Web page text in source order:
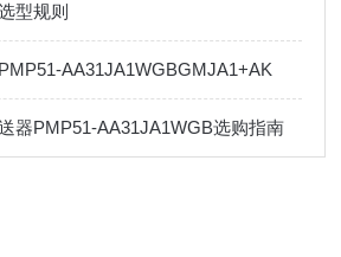
型规则
AA31JA1WGBGMJA1+AK
器PMP51-AA31JA1WGB选购指南